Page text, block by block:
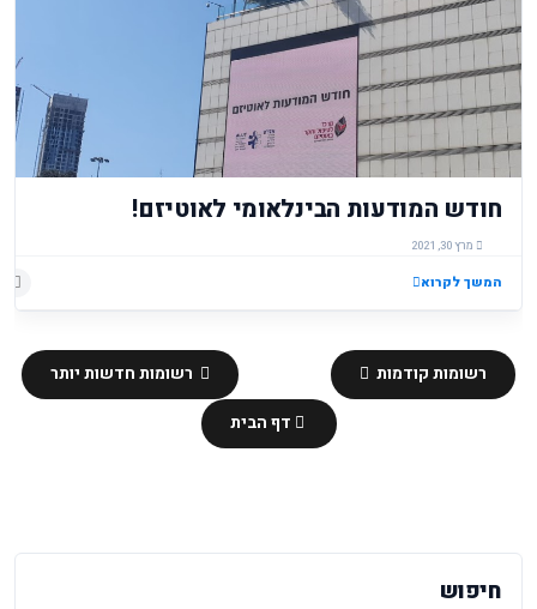
חודש המודעות הבינלאומי לאוטיזם!
מרץ 30, 2021
המשך לקרוא
רשומות חדשות יותר רשומות קודמות
דף הבית
חיפוש